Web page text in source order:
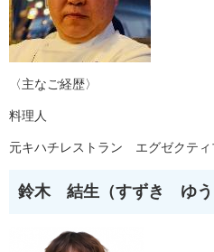
〈主なご経歴〉
料理人
元キハチレストラン エグゼクティ
鈴木 結生（すずき ゆう